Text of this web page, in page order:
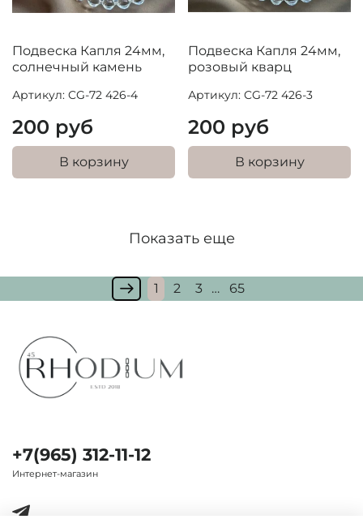
Подвеска Капля 24мм,
солнечный камень
Артикул: CG-72 426-4
200 руб
В корзину
Подвеска Капля 24мм,
розовый кварц
Артикул: CG-72 426-3
200 руб
В корзину
Показать еще
1 2 3 … 65
+7(965) 312-11-12
Интернет-магазин